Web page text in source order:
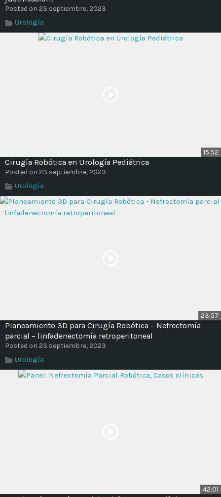
Posted on 23 septiembre, 2023
Urología
15:52
Cirugía Robótica en Urología Pediátrica
Posted on 23 septiembre, 2023
Urología
23:57
Planeamiento 3D para Cirugía Robótica – Nefrectomía
parcial – linfadenectomía retroperitoneal
Posted on 23 septiembre, 2023
Urología
42:01